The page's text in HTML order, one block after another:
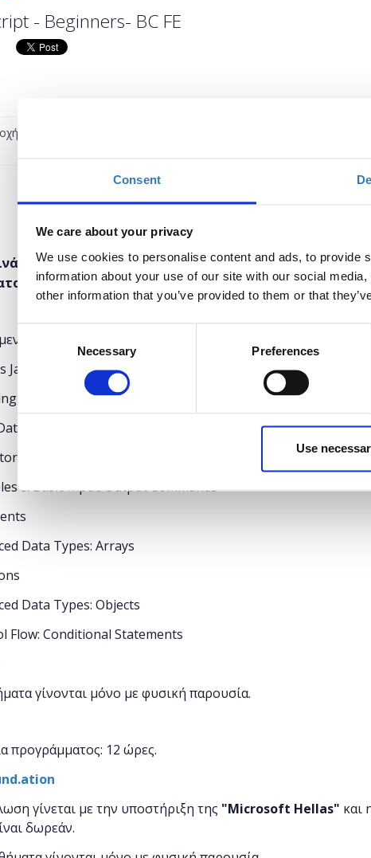
Consent
We care about your privacy
We use cookies to personalise content and ads, to
information about your use of our site with our social
other information that you’ve provided to them or that
Necessary Preferences
Use
- Beginners- BC FE
θα ξεκινήσει στις 05/04 και θα ολοκληρωθεί
σε τρεις φάσεις, συνολικής διάρκειας 12
μαθήματος:
JavaScript?
JavaScript in HTML documents
Types: Primitives
& Basic Input/Output Commands
Data Types: Arrays
Data Types: Objects
Flow: Conditional Statements
γίνονται μόνο με φυσική παρουσία.
προγράμματος: 12 ώρες.
γίνεται με την υποστήριξη της "Microsoft Hellas" και
δωρεάν.